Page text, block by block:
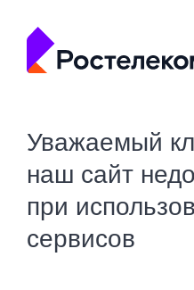
Уважаемый
наш сайт
при
сервисов